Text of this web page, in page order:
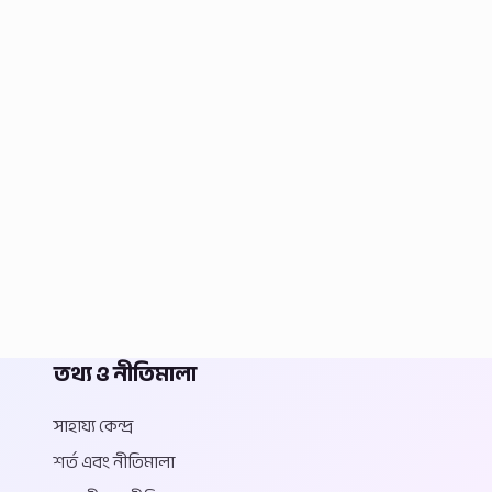
তথ্য ও নীতিমালা
সাহায্য কেন্দ্র
শর্ত এবং নীতিমালা